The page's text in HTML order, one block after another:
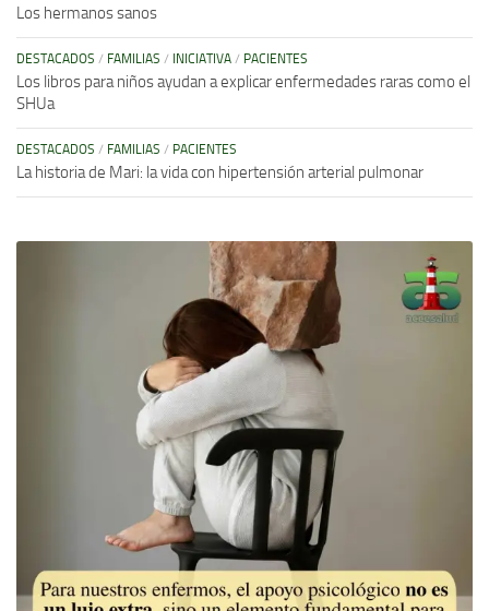
Los hermanos sanos
DESTACADOS / FAMILIAS / INICIATIVA / PACIENTES
Los libros para niños ayudan a explicar enfermedades raras como el
SHUa
DESTACADOS / FAMILIAS / PACIENTES
La historia de Mari: la vida con hipertensión arterial pulmonar